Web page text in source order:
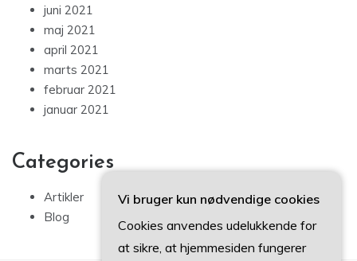
juni 2021
maj 2021
april 2021
marts 2021
februar 2021
januar 2021
Categories
Artikler
Blog
Vi bruger kun nødvendige cookies
Cookies anvendes udelukkende for
at sikre, at hjemmesiden fungerer